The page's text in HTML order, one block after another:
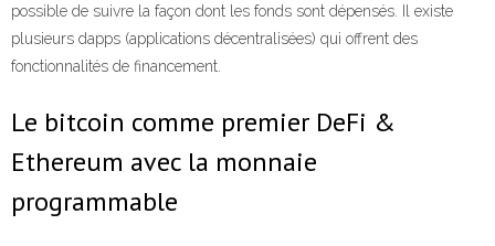
possible de suivre la façon dont les fonds sont dépensés. Il existe
plusieurs dapps (applications décentralisées) qui offrent des
fonctionnalités de financement.
Le bitcoin comme premier DeFi &
Ethereum avec la monnaie
programmable